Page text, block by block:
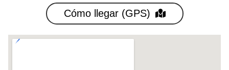
Cómo llegar (GPS)